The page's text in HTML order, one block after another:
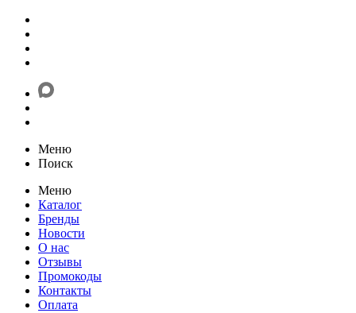
Меню
Поиск
Меню
Каталог
Бренды
Новости
О нас
Отзывы
Промокоды
Контакты
Оплата